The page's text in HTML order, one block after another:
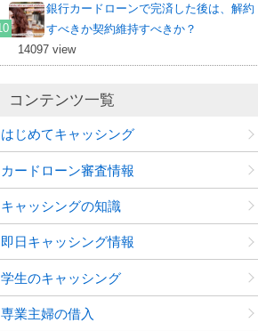
銀行カードローンで完済した後は、解約
すべきか契約維持すべきか？
14097 view
コンテンツ一覧
はじめてキャッシング
カードローン審査情報
キャッシングの知識
即日キャッシング情報
学生のキャッシング
専業主婦の借入